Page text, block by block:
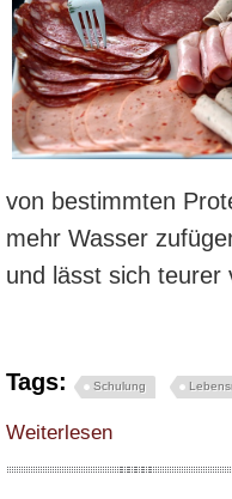
von bestimmten
mehr Wasser
und lässt sich teurer
Tags: Schulung
Weiterlesen